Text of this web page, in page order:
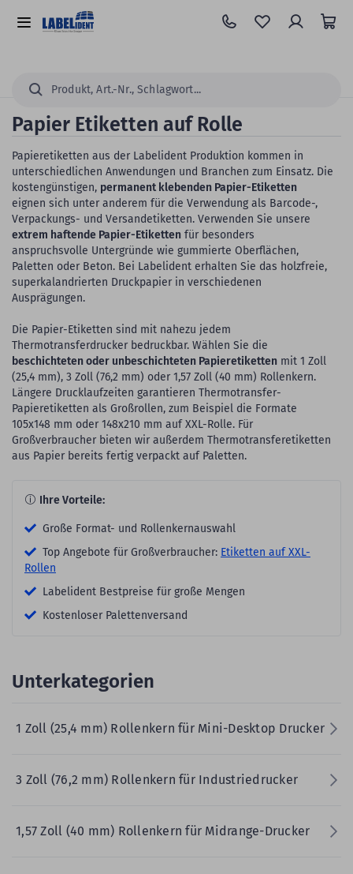
Hauptinhalt
springen
Alle
Suchen...
Papier Etiketten auf Rolle
Papieretiketten aus der Labelident Produktion kommen in
unterschiedlichen Anwendungen und Branchen zum Einsatz. Die
kostengünstigen, permanent klebenden Papier-Etiketten
eignen sich unter anderem für die Verwendung als Barcode-,
Verpackungs- und Versandetiketten. Verwenden Sie unsere
extrem haftende Papier-Etiketten für besonders
anspruchsvolle Untergründe wie gummierte Oberflächen,
Paletten oder Beton. Bei Labelident erhalten Sie das holzfreie,
superkalandrierten Druckpapier in verschiedenen
Ausprägungen.
Die Papier-Etiketten sind mit nahezu jedem
Thermotransferdrucker bedruckbar. Wählen Sie die
beschichteten oder unbeschichteten Papieretiketten mit 1 Zoll
(25,4 mm), 3 Zoll (76,2 mm) oder 1,57 Zoll (40 mm) Rollenkern.
Längere Drucklaufzeiten garantieren Thermotransfer-
Papieretiketten als Großrollen, zum Beispiel die Formate
105x148 mm oder 148x210 mm auf XXL-Rolle. Für
Großverbraucher bieten wir außerdem Thermotransferetiketten
aus Papier bereits fertig verpackt auf Paletten.
Ihre Vorteile:
Große Format- und Rollenkernauswahl
Top Angebote für Großverbraucher: Etiketten auf XXL-
Rollen
Labelident Bestpreise für große Mengen
Kostenloser Palettenversand
Unterkategorien
1 Zoll (25,4 mm) Rollenkern für Mini-Desktop Drucker
3 Zoll (76,2 mm) Rollenkern für Industriedrucker
1,57 Zoll (40 mm) Rollenkern für Midrange-Drucker